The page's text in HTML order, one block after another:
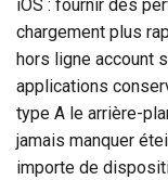
iOS : fournir des
chargement plus
hors ligne account
applications
type A le arrière-
jamais manquer
importe de